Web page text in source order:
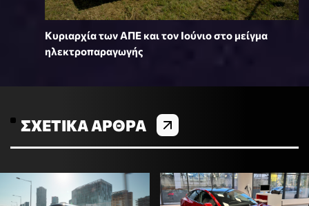
Κυριαρχία των ΑΠΕ και τον Ιούνιο στο μείγμα
ηλεκτροπαραγωγής
ΣΧΕΤΙΚΆ ΆΡΘΡΑ